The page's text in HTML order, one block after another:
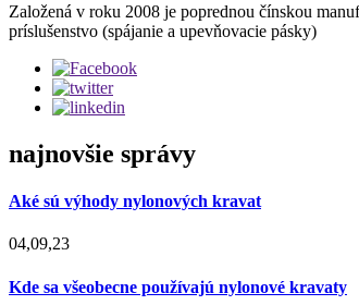
Založená v roku 2008 je poprednou čínskou
príslušenstvo (spájanie a upevňovacie pásky)
najnovšie správy
Aké sú výhody nylonových kravat
04,09,23
Kde sa všeobecne používajú nylonové kravaty